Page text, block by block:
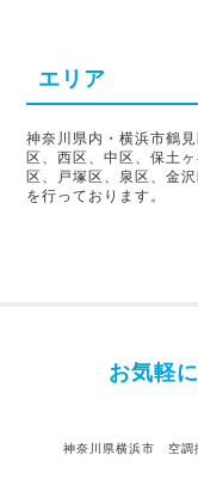
エリア
神奈川県内・横浜市鶴
区、西区、中区、保土
区、戸塚区、泉区、金
を行っております。
お気軽
神奈川県横浜市 空調